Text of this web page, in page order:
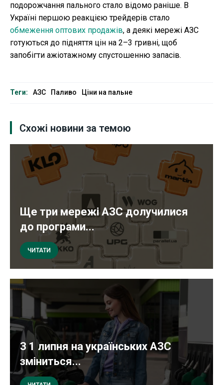
подорожчання пального стало відомо раніше. В
Україні першою реакцією трейдерів стало
обмеження оптових продажів, а деякі мережі АЗС
готуються до підняття цін на 2–3 гривні, щоб
запобігти ажіотажному спустошенню запасів.
Теги: АЗС Паливо Ціни на пальне
Схожі новини за темою
Ще три мережі АЗС долучилися
до програми...
ЧИТАТИ
З 1 липня на українських АЗС
зміниться...